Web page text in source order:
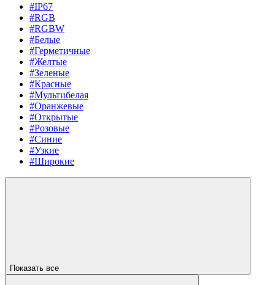
#IP67
#RGB
#RGBW
#Белые
#Герметичные
#Желтые
#Зеленые
#Красные
#Мультибелая
#Оранжевые
#Открытые
#Розовые
#Синие
#Узкие
#Широкие
Показать все